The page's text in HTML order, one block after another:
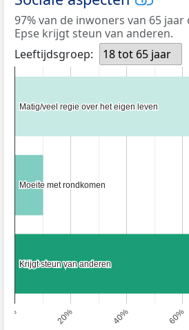
97% van de inwoners van 65
Epse krijgt steun van anderen.
Leeftijdsgroep:
18 tot 65 jaar
0% 20% 40% 60%
Matig/veel regie over het eigen leven
Matig/veel regie over het eigen leven
Moeite met rondkomen
Moeite met rondkomen
Krijgt steun van anderen
Krijgt steun van anderen